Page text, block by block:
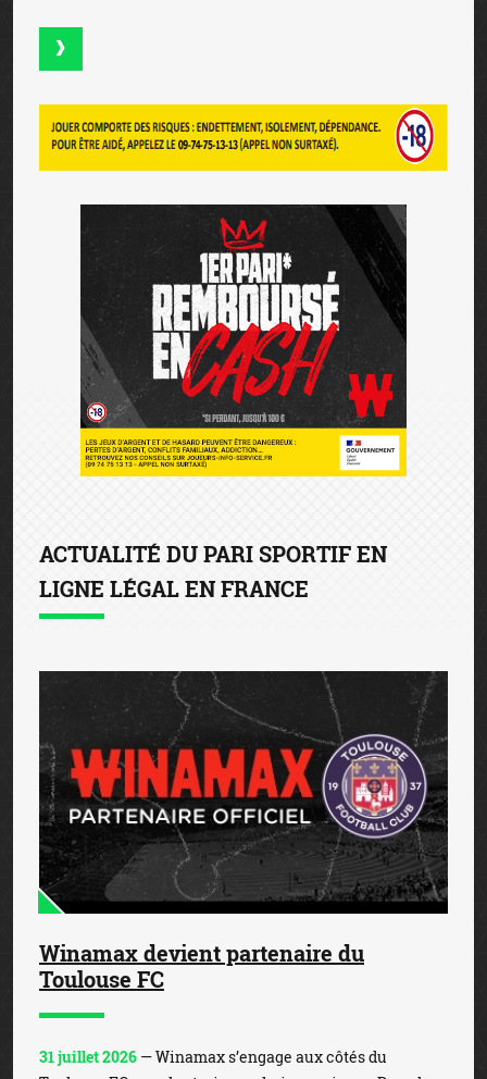
ACTUALITÉ DU PARI SPORTIF EN
LIGNE LÉGAL EN FRANCE
Winamax devient partenaire du
Toulouse FC
31 juillet 2026 — Winamax s’engage aux côtés du